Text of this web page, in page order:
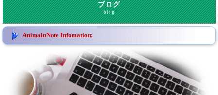
ブログ
blog
AnimalnNote Infomation: